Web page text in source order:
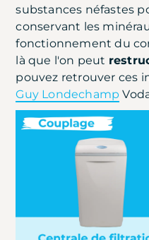
substances néfastes
conservant les
fonctionnement du
là que l'on peut
pouvez retrouver ces
Guy Londechamp